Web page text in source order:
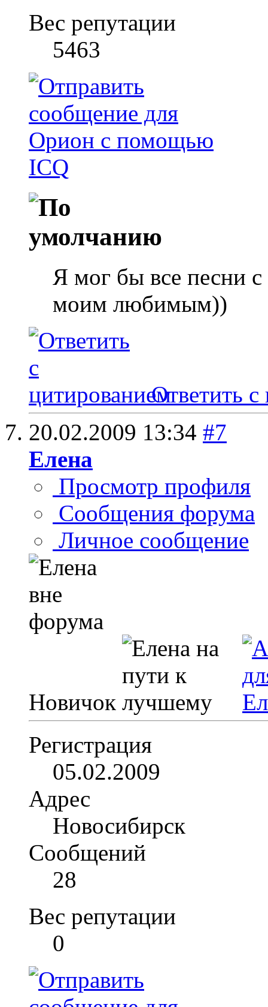
Вес репутации
5463
Я мог бы все песни с
моим любимым))
Ответить с
20.02.2009 13:34 #7
Елена
Просмотр профиля
Сообщения форума
Личное сообщение
Новичок
Регистрация
05.02.2009
Адрес
Новосибирск
Сообщений
28
Вес репутации
0